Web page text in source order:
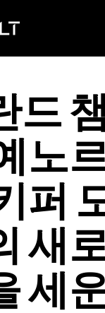
드
노
퍼
새
세